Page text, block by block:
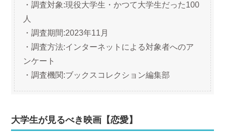
・調査対象:現役大学生・かつて大学生だった100
人
・調査期間:2023年11月
・調査方法:インターネットによる対象者へのア
ンケート
・調査機関:ブックスコレクション編集部
大学生が見るべき映画【恋愛】